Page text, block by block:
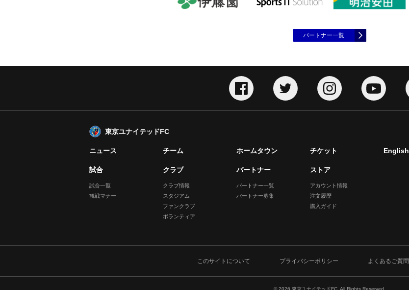
パートナー一覧
東京ユナイテッドFC
ニュース
試合
試合一覧
観戦マナー
チーム
クラブ
クラブ情報
スタジアム
ファンクラブ
ボランティア
ホームタウン
パートナー
パートナー一覧
パートナー募集
チケット
ストア
アカウント情報
注文履歴
購入ガイド
English
このサイトについて プライバシーポリシー よくあるご質問
© 2026 東京ユナイテッドFC. All Rights Reserved.